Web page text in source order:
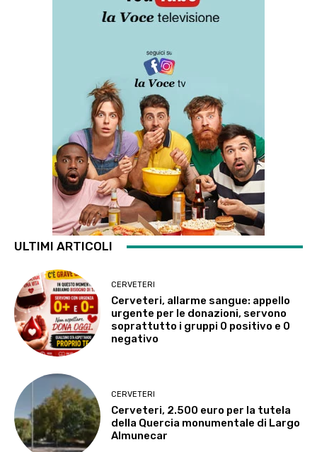
ULTIMI ARTICOLI
CERVETERI
Cerveteri, allarme sangue: appello
urgente per le donazioni, servono
soprattutto i gruppi 0 positivo e 0
negativo
CERVETERI
Cerveteri, 2.500 euro per la tutela
della Quercia monumentale di Largo
Almunecar